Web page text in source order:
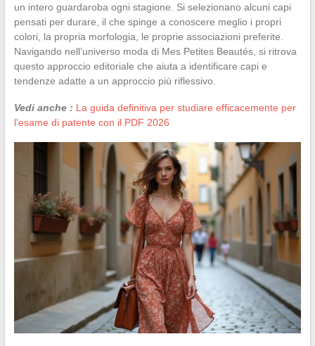
un intero guardaroba ogni stagione. Si selezionano alcuni capi
pensati per durare, il che spinge a conoscere meglio i propri
colori, la propria morfologia, le proprie associazioni preferite.
Navigando nell’universo moda di Mes Petites Beautés, si ritrova
questo approccio editoriale che aiuta a identificare capi e
tendenze adatte a un approccio più riflessivo.
Vedi anche : La guida definitiva per studiare efficacemente per
l'esame di patente con il PDF 2026